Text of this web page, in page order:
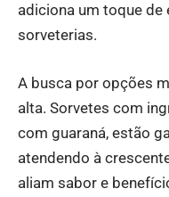
adiciona um toque de
sorveterias.
A busca por opções
alta. Sorvetes com
com guaraná, estão
atendendo à
aliam sabor e